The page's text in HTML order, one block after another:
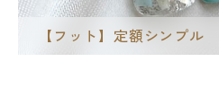
【フット】定額シンプル